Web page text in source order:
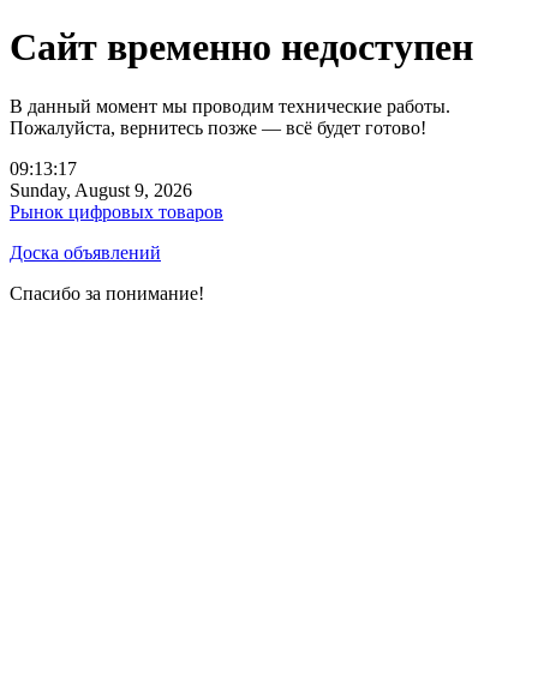
Сайт временно недоступен
В данный момент мы проводим технические работы.
Пожалуйста, вернитесь позже — всё будет готово!
09:13:17
Sunday, August 9, 2026
Рынок цифровых товаров
Доска объявлений
Спасибо за понимание!